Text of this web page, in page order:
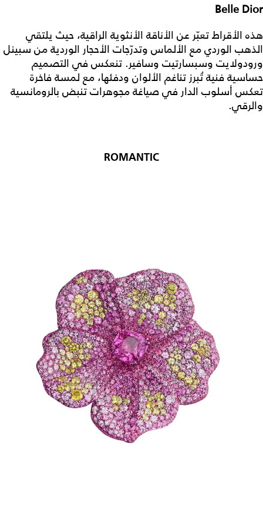
Belle Dior
هذه الأقراط تعبّر عن الأناقة الأنثوية الراقية، حيث يلتقي
الذهب الوردي مع الألماس وتدرّجات الأحجار الوردية من سبينل
ورودولايت وسبسارتيت وسافير. تنعكس في التصميم
حساسية فنية تُبرز تناغم الألوان ودفئها، مع لمسة فاخرة
تعكس أسلوب الدار في صياغة مجوهرات تنبض بالرومانسية
والرقي.
ROMANTIC